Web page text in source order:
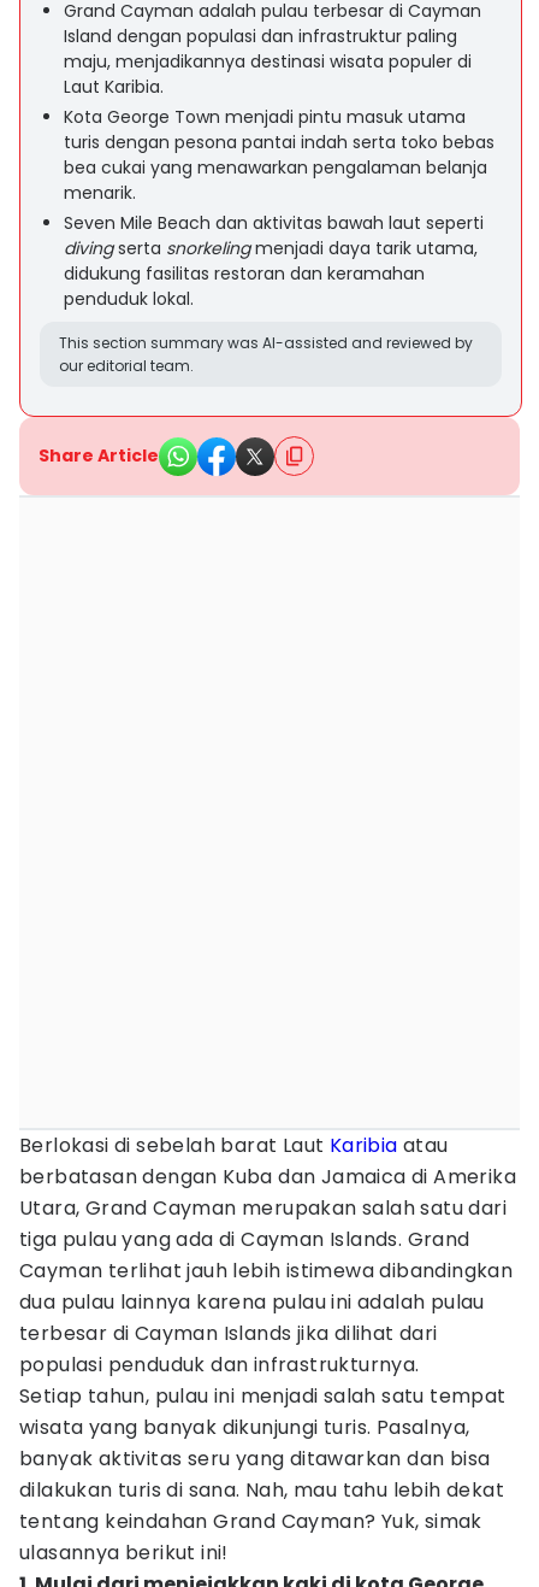
Grand Cayman adalah pulau terbesar di Cayman
Island dengan populasi dan infrastruktur paling
maju, menjadikannya destinasi wisata populer di
Laut Karibia.
Kota George Town menjadi pintu masuk utama
turis dengan pesona pantai indah serta toko bebas
bea cukai yang menawarkan pengalaman belanja
menarik.
Seven Mile Beach dan aktivitas bawah laut seperti
divingserta snorkelingmenjadi daya tarik utama,
didukung fasilitas restoran dan keramahan
penduduk lokal.
This section summary was AI-assisted and reviewed by
our editorial team.
Share Article
Berlokasi di sebelah barat Laut Karibia atau
berbatasan dengan Kuba dan Jamaica di Amerika
Utara, Grand Cayman merupakan salah satu dari
tiga pulau yang ada di Cayman Islands. Grand
Cayman terlihat jauh lebih istimewa dibandingkan
dua pulau lainnya karena pulau ini adalah pulau
terbesar di Cayman Islands jika dilihat dari
populasi penduduk dan infrastrukturnya.
Setiap tahun, pulau ini menjadi salah satu tempat
wisata yang banyak dikunjungi turis. Pasalnya,
banyak aktivitas seru yang ditawarkan dan bisa
dilakukan turis di sana. Nah, mau tahu lebih dekat
tentang keindahan Grand Cayman? Yuk, simak
ulasannya berikut ini!